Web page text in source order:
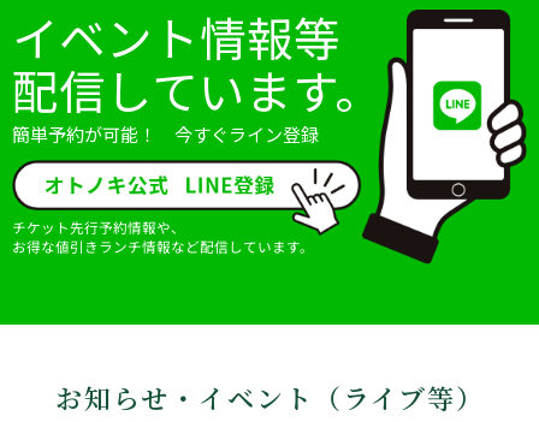
3.個人情報の廃棄
当店は、個人情報の利用目的に照らしその必要性が失われた
ときは、個人情報を消去又は廃棄するものとし、当該消去及
び廃棄は、外部流失等の危険を防止するために必要かつ適切
な方法により、業務の遂行上必要な限りにおいて行います。
【アクセス解析ツールについて】
当ブログでは、Googleによるアクセス解析ツール「Google
【cookieについて】
イベント情報等
配信しています。
簡単予約が可能！ 今すぐライン登録
チケット先行予約情報や、
お得な値引きランチ情報など配信しています。
お知らせ・イベント（ライブ等）